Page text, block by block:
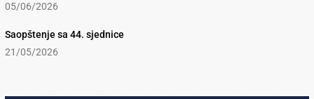
05/06/2026
Saopštenje sa 44. sjednice
21/05/2026